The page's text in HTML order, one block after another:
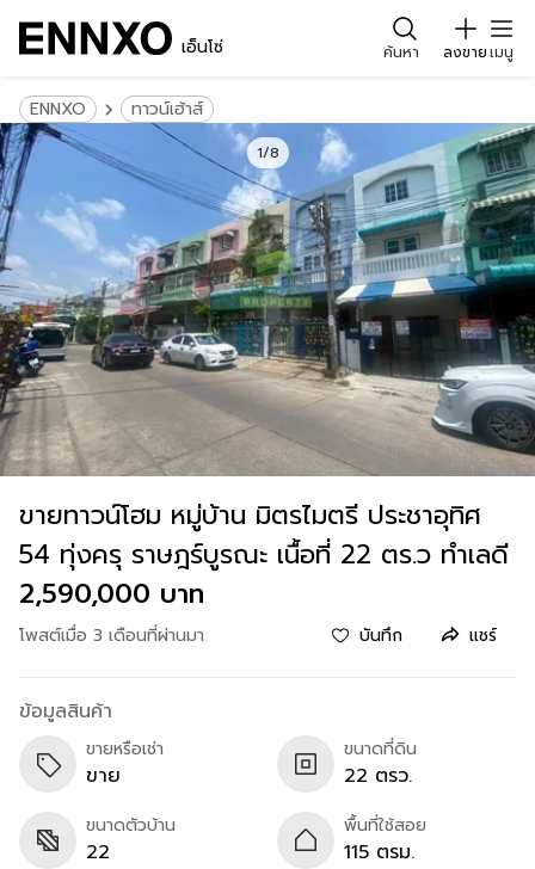
เอ็นโซ่ ค้นหา ลงขายเมนู
ENNXO ทาวน์เฮ้าส์
1/8
ขายทาวน์โฮม หมู่บ้าน มิตรไมตรี ประชาอุทิศ
54 ทุ่งครุ ราษฎร์บูรณะ เนื้อที่ 22 ตร.ว ทำเลดี
2,590,000 บาท
โพสต์เมื่อ 3 เดือนที่ผ่านมา บันทึก แชร์
ข้อมูลสินค้า
ขายหรือเช่า
ขาย
ขนาดที่ดิน
22 ตรว.
ขนาดตัวบ้าน
22
พื้นที่ใช้สอย
115 ตรม.